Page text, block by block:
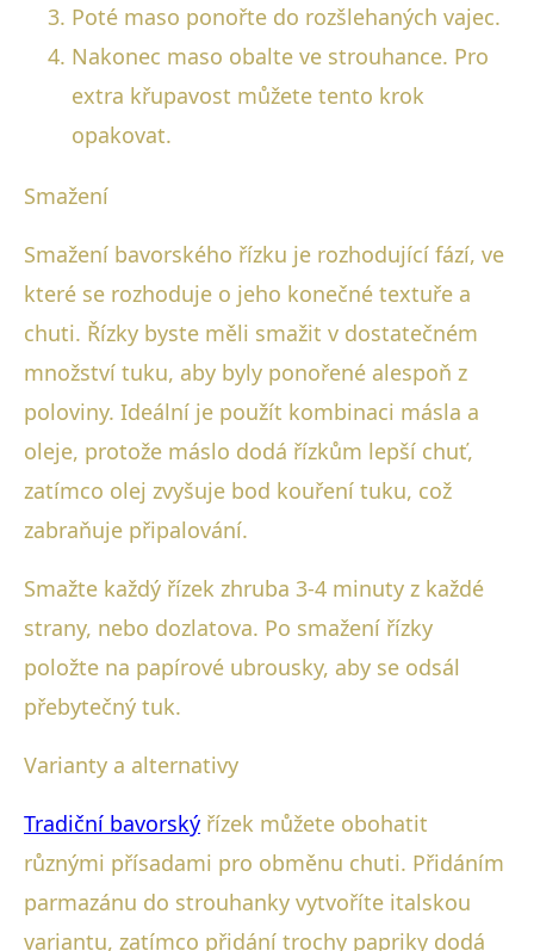
Poté maso ponořte do rozšlehaných vajec.
Nakonec maso obalte ve strouhance. Pro
extra křupavost můžete tento krok
opakovat.
Smažení
Smažení bavorského řízku je rozhodující fází, ve
které se rozhoduje o jeho konečné textuře a
chuti. Řízky byste měli smažit v dostatečném
množství tuku, aby byly ponořené alespoň z
poloviny. Ideální je použít kombinaci másla a
oleje, protože máslo dodá řízkům lepší chuť,
zatímco olej zvyšuje bod kouření tuku, což
zabraňuje připalování.
Smažte každý řízek zhruba 3-4 minuty z každé
strany, nebo dozlatova. Po smažení řízky
položte na papírové ubrousky, aby se odsál
přebytečný tuk.
Varianty a alternativy
Tradiční bavorský řízek můžete obohatit
různými přísadami pro obměnu chuti. Přidáním
parmazánu do strouhanky vytvoříte italskou
variantu, zatímco přidání trochy papriky dodá